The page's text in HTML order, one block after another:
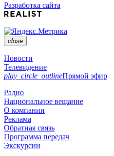
Разработка сайта
close
Новости
Телевидение
play_circle_outlineПрямой эфир
Радио
Национальное вещание
О компании
Реклама
Обратная связь
Программа передач
Экскурсии